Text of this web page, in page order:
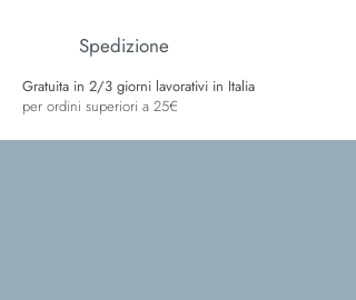
Spedizione
Gratuita in 2/3 giorni lavorativi in Italia
per ordini superiori a 25€